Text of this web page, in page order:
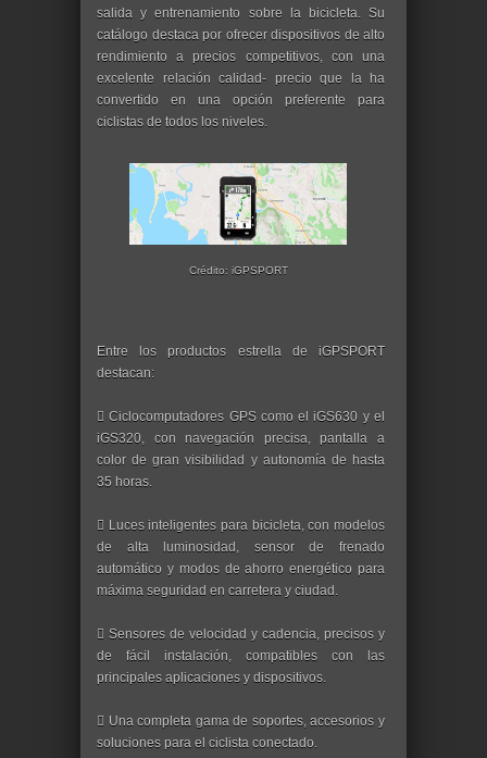
salida y entrenamiento sobre la bicicleta. Su
catálogo destaca por ofrecer dispositivos de alto
rendimiento a precios competitivos, con una
excelente relación calidad- precio que la ha
convertido en una opción preferente para
ciclistas de todos los niveles.
Crédito: iGPSPORT
Entre los productos estrella de iGPSPORT
destacan:
 Ciclocomputadores GPS como el iGS630 y el
iGS320, con navegación precisa, pantalla a
color de gran visibilidad y autonomía de hasta
35 horas.
 Luces inteligentes para bicicleta, con modelos
de alta luminosidad, sensor de frenado
automático y modos de ahorro energético para
máxima seguridad en carretera y ciudad.
 Sensores de velocidad y cadencia, precisos y
de fácil instalación, compatibles con las
principales aplicaciones y dispositivos.
 Una completa gama de soportes, accesorios y
soluciones para el ciclista conectado.